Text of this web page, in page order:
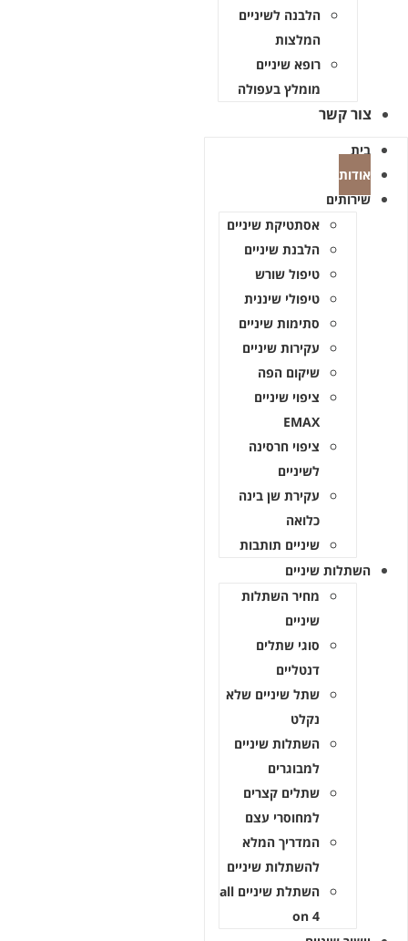
הלבנה לשיניים
המלצות
רופא שיניים
מומלץ בעפולה
צור קשר
בית
אודות
שירותים
אסתטיקת שיניים
הלבנת שיניים
טיפול שורש
טיפולי שיננית
סתימות שיניים
עקירות שיניים
שיקום הפה
ציפוי שיניים
EMAX
ציפוי חרסינה
לשיניים
עקירת שן בינה
כלואה
שיניים תותבות
השתלות שיניים
מחיר השתלות
שיניים
סוגי שתלים
דנטליים
שתל שיניים שלא
השתלות שיניים
למבוגרים
שתלים קצרים
למחוסרי עצם
המדריך המלא
להשתלות שיניים
השתלת שיניים all